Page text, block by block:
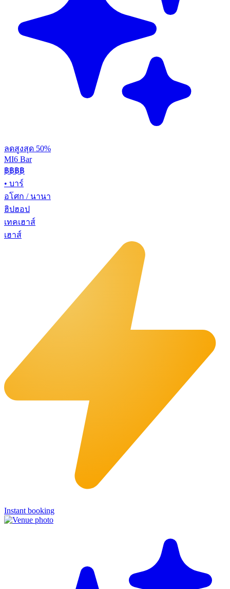
ลดสูงสุด 50%
MI6 Bar
฿฿฿฿
• บาร์
อโศก / นานา
ฮิปฮอป
เทคเฮาส์
เฮาส์
Instant booking